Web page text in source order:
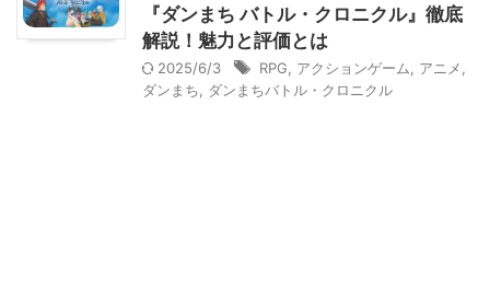
『ダンまち バトル・クロニクル』徹底
解説！魅力と評価とは
2025/6/3 RPG アクションゲーム アニメ
ダンまち
ダンまちバトル・クロニクル